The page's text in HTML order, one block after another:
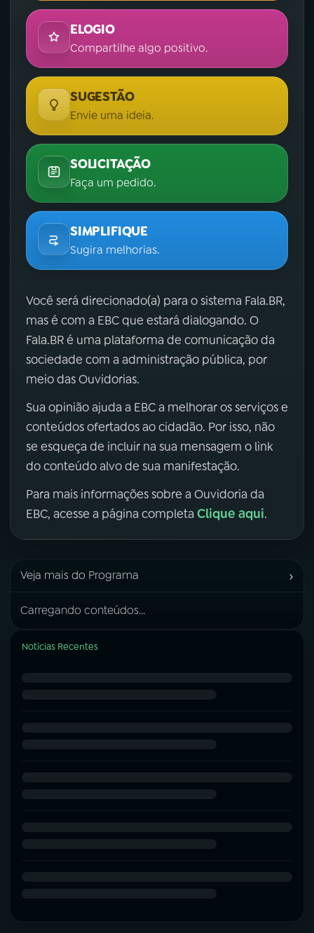
ELOGIO
Compartilhe algo positivo.
SUGESTÃO
Envie uma ideia.
SOLICITAÇÃO
Faça um pedido.
SIMPLIFIQUE
Sugira melhorias.
Você será direcionado(a) para o sistema Fala.BR,
mas é com a EBC que estará dialogando. O
Fala.BR é uma plataforma de comunicação da
sociedade com a administração pública, por
meio das Ouvidorias.
Sua opinião ajuda a EBC a melhorar os serviços e
conteúdos ofertados ao cidadão. Por isso, não
se esqueça de incluir na sua mensagem o link
do conteúdo alvo de sua manifestação.
Para mais informações sobre a Ouvidoria da
EBC, acesse a página completa Clique aqui.
Veja mais do Programa ›
Carregando conteúdos...
Notícias Recentes